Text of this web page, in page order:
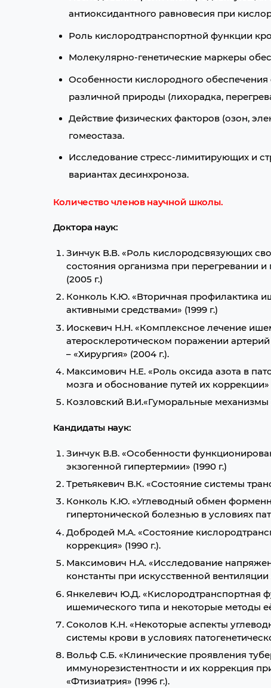
антиоксидантного равновесия при
Роль кислородтранспортной функции
Молекулярно-генетические маркеры
Особенности кислородного обеспечения
различной природы (лихорадка,
Действие физических факторов (озон,
гомеостаза.
Исследование стресс-лимитирующих и
вариантах десинхроноза.
Количество членов научной школы.
Доктора наук:
Зинчук В.В. «Роль кислородсвязующих
состояния организма при перегревании и
(2005 г.)
Конколь К.Ю. «Вторичная профилактика
активными средствами» (1999 г.)
Иоскевич Н.Н. «Комплексное лечение
атеросклеротическом поражении
– «Хирургия» (2004 г.).
Максимович Н.Е. «Роль оксида азота в
мозга и обоснование путей их коррекции»
Козловский В.И.«Гуморальные механизмы
Кандидаты наук:
Зинчук В.В. «Особенности
экзогенной гипертермии» (1990 г.)
Третьякевич В.К. «Состояние системы
Конколь К.Ю. «Углеводный обмен
гипертонической болезнью в условиях
Добродей М.А. «Состояние
коррекция» (1990 г.).
Максимович Н.А. «Исследование
константы при искусственной вентиляции
Янкелевич Ю.Д. «Кислородтранспортная
ишемического типа и некоторые методы
Соколов К.Н. «Некоторые аспекты
системы крови в условиях
Вольф С.Б. «Клинические проявления
иммунорезистентности и их коррекция
«Фтизиатрия» (1996 г.).